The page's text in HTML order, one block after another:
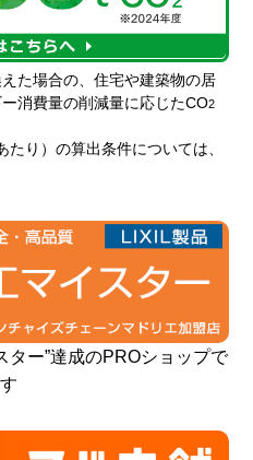
た場合の、住宅や建築物の居
消費量の削減量に応じたCO2
たり）の算出条件については、
ター”達成のPROショップで
す